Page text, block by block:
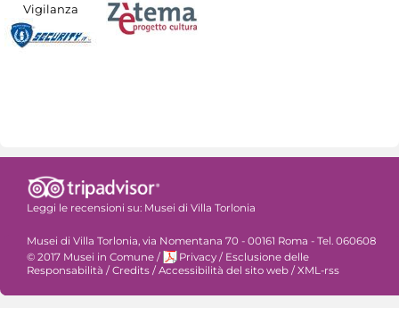
Vigilanza
Leggi le recensioni su: Musei di Villa Torlonia
Musei di Villa Torlonia, via Nomentana 70 - 00161 Roma - Tel. 060608
© 2017 Musei in Comune / Privacy / Esclusione delle
Responsabilità / Credits / Accessibilità del sito web / XML-rss